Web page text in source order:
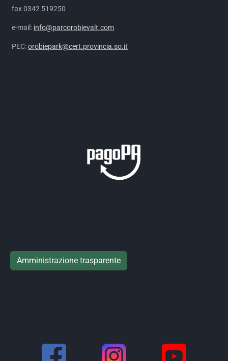
fax 0342 519250
e-mail: info@parcorobievalt.com
PEC:orobiepark@cert.provincia.so.it
Amministrazione trasparente